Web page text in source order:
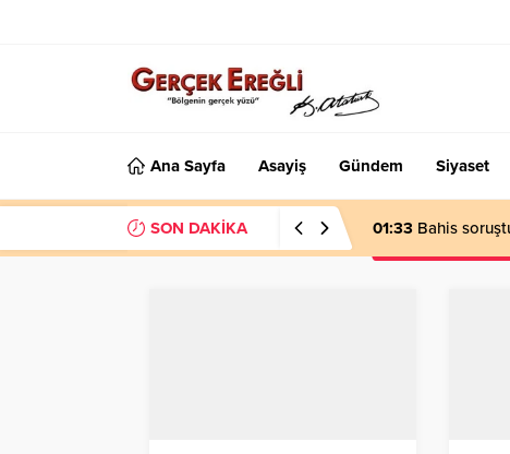
Ana Sayfa Asayiş Gündem Siyaset
SON DAKİKA 01:33 Bahis